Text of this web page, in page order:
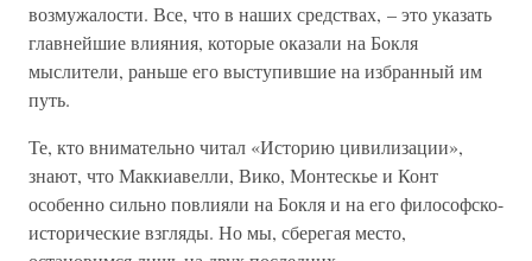
возмужалости. Все, что в наших средствах, – это указать
главнейшие влияния, которые оказали на Бокля
мыслители, раньше его выступившие на избранный им
путь.
Те, кто внимательно читал «Историю цивилизации»,
знают, что Маккиавелли, Вико, Монтескье и Конт
особенно сильно повлияли на Бокля и на его философско-
исторические взгляды. Но мы, сберегая место,